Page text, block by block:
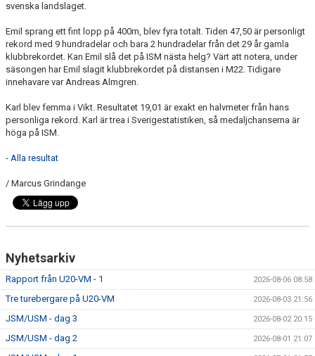
svenska landslaget.
Emil sprang ett fint lopp på 400m, blev fyra totalt. Tiden 47,50 är personligt
rekord med 9 hundradelar och bara 2 hundradelar från det 29 år gamla
klubbrekordet. Kan Emil slå det på ISM nästa helg? Värt att notera, under
säsongen har Emil slagit klubbrekordet på distansen i M22. Tidigare
innehavare var Andreas Almgren.
Karl blev femma i Vikt. Resultatet 19,01 är exakt en halvmeter från hans
personliga rekord. Karl är trea i Sverigestatistiken, så medaljchanserna är
höga på ISM.
- Alla resultat
/ Marcus Grindange
Nyhetsarkiv
Rapport från U20-VM - 1 2026-08-06 08:58
Tre turebergare på U20-VM 2026-08-03 21:56
JSM/USM - dag 3 2026-08-02 20:15
JSM/USM - dag 2 2026-08-01 21:07